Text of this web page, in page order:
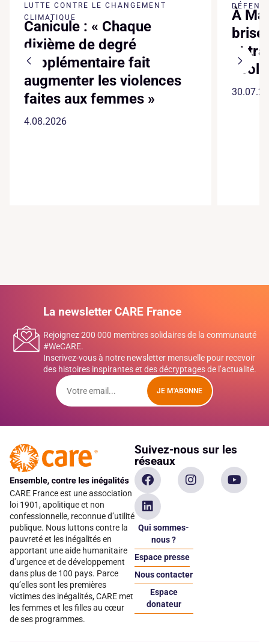
LUTTE CONTRE LE CHANGEMENT
CLIMATIQUE
Canicule : « Chaque
dixième de degré
supplémentaire fait
augmenter les violences
faites aux femmes »
4.08.2026
À
et
La newsletter CARE France
Rejoignez 200 000 membres solidaires de la communauté
#WeCARE.
Inscrivez-vous à notre newsletter mensuelle pour recevoir
des histoires inspirantes et des décryptages de l’actualité.
JE M'ABONNE
CARE France est une association
loi 1901, apolitique et non
confessionnelle, reconnue d’utilité
publique. Nous luttons contre la
pauvreté et les inégalités en
apportant une aide humanitaire
d’urgence et de développement
dans plus de 100 pays. Parce
qu’elles sont les premières
victimes des inégalités, CARE met
les femmes et les filles au cœur
de ses programmes.
Suivez-nous sur les
réseaux
Qui sommes-
nous ?
Espace presse
Nous contacter
Espace
donateur